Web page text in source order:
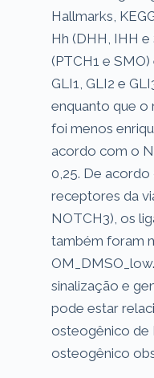
Hallmarks,
Hh (DHH, IHH
(PTCH1 e
GLI1, GLI2 e
enquanto que o
foi menos
acordo com o
0,25. De
receptores da
NOTCH3), os
também foram
sinalização e
pode estar
osteogênico de
osteogênico